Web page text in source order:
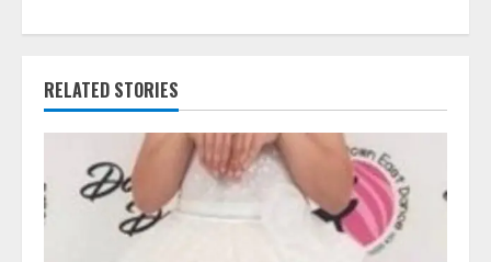
u
R
RELATED STORIES